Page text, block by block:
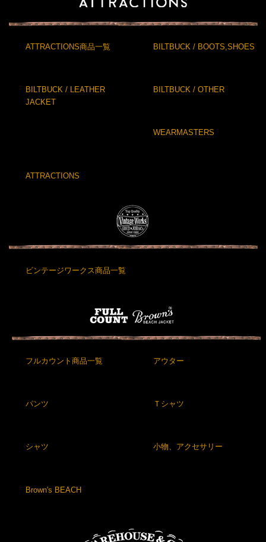
ATTRACTIONS商品一覧 BILTBUCK / BOOTS,SHOES
BILTBUCK / LEATHER
JACKET
BILTBUCK / OTHER
WEARMASTERS
ATTRACTIONS
ビンテージワークス商品一覧
フルカウント商品一覧 アウター
パンツ Ｔシャツ
シャツ 小物、アクセサリー
Brown's BEACH